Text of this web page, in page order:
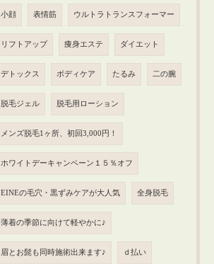
小顔 表情筋 ウルトラトランスフォーマー
リフトアップ 痩身エステ ダイエット
デトックス ボディケア たるみ 二の腕
脱毛ジェル 脱毛用ローション
メンズ脱毛1ヶ所、初回3,000円！
ホワイトデーキャンペーン１５％オフ
EINEの毛穴・黒ずみケアが大人気 全身脱毛
薄着の季節に向けて軽やかに♪
眉とお髭も同時施術出来ます♪ ｄ払い